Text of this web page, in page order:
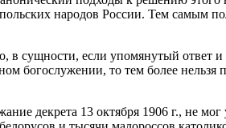
народов России. Тем самым
в сущности, если упомянутый ответ
богослужении, то тем более нельзя
декрета 13 октября 1906 г., не мог